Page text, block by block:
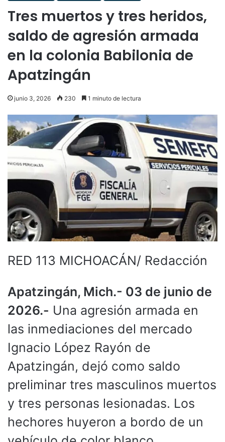
Tres muertos y tres heridos,
saldo de agresión armada
en la colonia Babilonia de
Apatzingán
junio 3, 2026 230 1 minuto de lectura
RED 113 MICHOACÁN/ Redacción
Apatzingán, Mich.- 03 de junio de
2026.- Una agresión armada en
las inmediaciones del mercado
Ignacio López Rayón de
Apatzingán, dejó como saldo
preliminar tres masculinos muertos
y tres personas lesionadas. Los
hechores huyeron a bordo de un